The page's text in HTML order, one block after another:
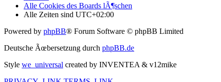
Alle Cookies des Boards lÃ¶schen
Alle Zeiten sind UTC+02:00
Powered by phpBB® Forum Software © phpBB Limited
Deutsche Ãœbersetzung durch phpBB.de
Style we_universal created by INVENTEA & v12mike